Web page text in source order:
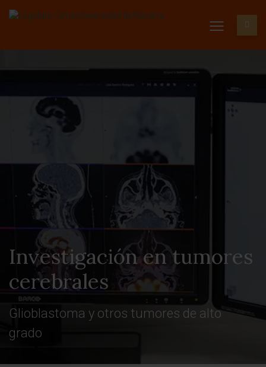
Investigación en tumores
cerebrales
Glioblastoma y otros tumores de alto
grado